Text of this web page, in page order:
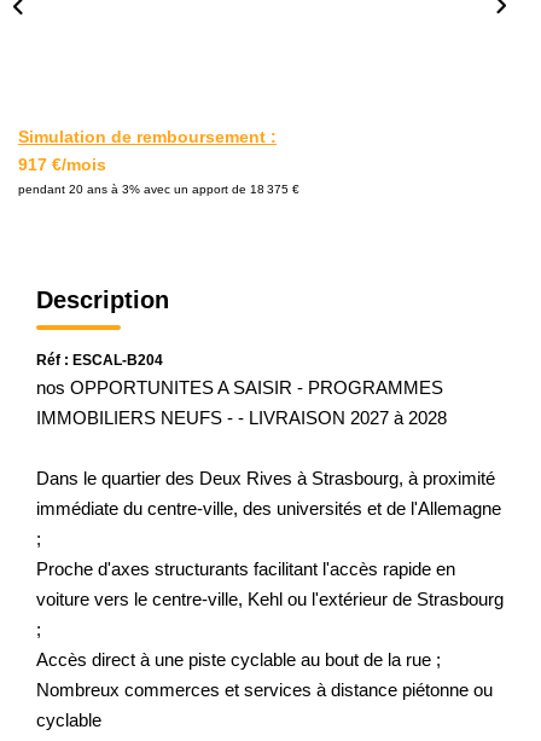
Simulation de remboursement :
917 €/mois
pendant 20 ans à 3% avec un apport de 18 375 €
Description
Réf : ESCAL-B204
nos OPPORTUNITES A SAISIR - PROGRAMMES
IMMOBILIERS NEUFS - - LIVRAISON 2027 à 2028
Dans le quartier des Deux Rives à Strasbourg, à proximité
immédiate du centre-ville, des universités et de l'Allemagne
;
Proche d'axes structurants facilitant l'accès rapide en
voiture vers le centre-ville, Kehl ou l'extérieur de Strasbourg
;
Accès direct à une piste cyclable au bout de la rue ;
Nombreux commerces et services à distance piétonne ou
cyclable